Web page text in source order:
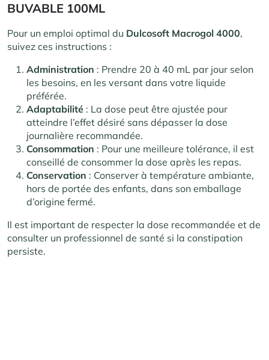
BUVABLE 100ML
Pour un emploi optimal du Dulcosoft Macrogol 4000,
suivez ces instructions :
Administration : Prendre 20 à 40 mL par jour selon
les besoins, en les versant dans votre liquide
préférée.
Adaptabilité : La dose peut être ajustée pour
atteindre l’effet désiré sans dépasser la dose
journalière recommandée.
Consommation : Pour une meilleure tolérance, il est
conseillé de consommer la dose après les repas.
Conservation : Conserver à température ambiante,
hors de portée des enfants, dans son emballage
d’origine fermé.
Il est important de respecter la dose recommandée et de
consulter un professionnel de santé si la constipation
persiste.